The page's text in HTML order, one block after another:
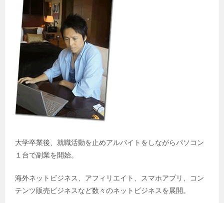
大学卒業後、就職活動を止めアルバイトをしながらパソコン
１台で副業を開始。
海外ネットビジネス、アフィリエイト、スマホアプリ、コン
テンツ販売ビジネスなど数々のネットビジネスを展開。